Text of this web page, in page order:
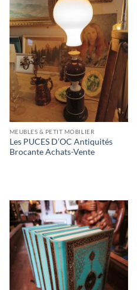
MEUBLES & PETIT MOBILIER
Les PUCES D’OC Antiquités
Brocante Achats-Vente
RUPTURE DE STOCK